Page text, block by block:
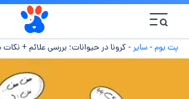
پت بوم-سایر-کرونا در حیوانات؛ بررسی علائم + نکات